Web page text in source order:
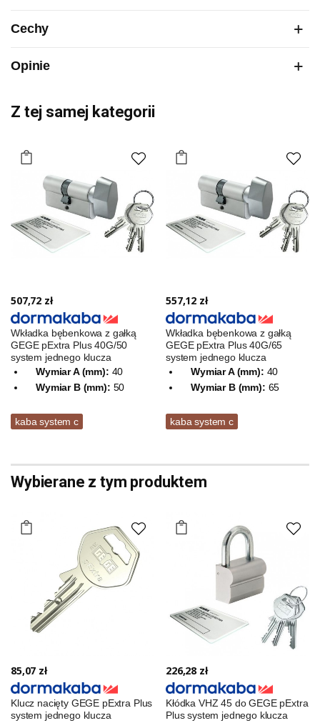
Cechy
Opinie
Z tej samej kategorii
507,72 zł
Wkładka bębenkowa z gałką
GEGE pExtra Plus 40G/50
system jednego klucza
Wymiar A (mm): 40
Wymiar B (mm): 50
kaba system c
557,12 zł
Wkładka bębenkowa z gałką
GEGE pExtra Plus 40G/65
system jednego klucza
Wymiar A (mm): 40
Wymiar B (mm): 65
kaba system c
Wybierane z tym produktem
85,07 zł
Klucz nacięty GEGE pExtra Plus
system jednego klucza
226,28 zł
Kłódka VHZ 45 do GEGE pExtra
Plus system jednego klucza